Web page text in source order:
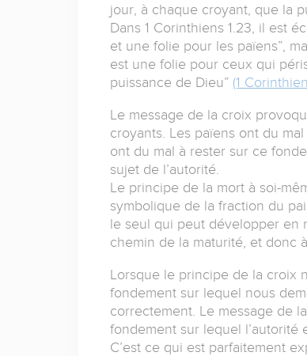
jour, à chaque croyant, que la
Dans 1 Corinthiens 1.23, il est
et une folie pour les païens”,
est une folie pour ceux qui
puissance de Dieu” (1
Le message de la croix
croyants. Les païens ont du
ont du mal à rester sur ce
sujet de l’autorité.
Le principe de la mort à soi-
symbolique de la fraction du
le seul qui peut développer en
chemin de la maturité, et donc
Lorsque le principe de la croix
fondement sur lequel nous
correctement. Le message de
fondement sur lequel l’autorité
C’est ce qui est parfaitement